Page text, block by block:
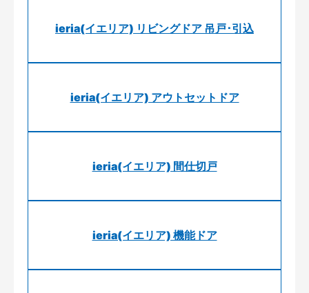
ieria(イエリア) リビングドア 吊戸･引込
ieria(イエリア) アウトセットドア
ieria(イエリア) 間仕切戸
ieria(イエリア) 機能ドア